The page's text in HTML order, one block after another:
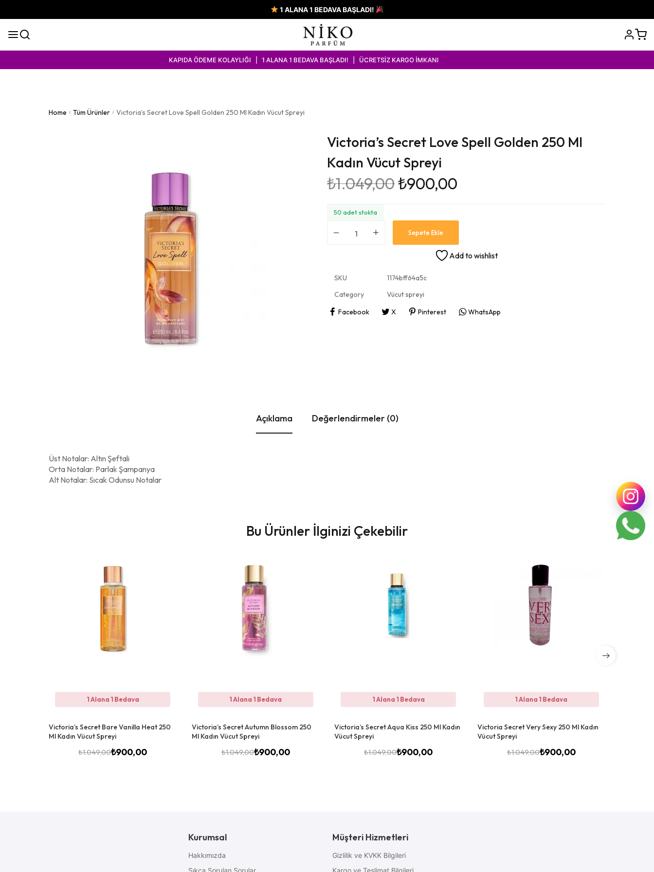
1 ALANA 1 BEDAVA BAŞLADI!
KAPIDA ÖDEME KOLAYLIĞI | 1 ALANA 1 BEDAVA BAŞLADI! | ÜCRETSİZ KARGO İMKANI
Home / Tüm Ürünler / Victoria’s Secret Love Spell Golden 250 Ml Kadın Vücut Spreyi
Victoria’s Secret Love Spell Golden 250 Ml
Kadın Vücut Spreyi
₺1.049,00₺900,00
50 adet stokta
Sepete Ekle
Add to wishlist
SKU
1174bff64a5c
Category
Vücut spreyi
Facebook
X Pinterest WhatsApp
Açıklama Değerlendirmeler (0)
Üst Notalar: Altın Şeftali
Orta Notalar: Parlak Şampanya
Alt Notalar: Sıcak Odunsu Notalar
Bu Ürünler İlginizi Çekebilir
1 Alana 1 Bedava
Victoria’s Secret Bare Vanilla Heat 250
Ml Kadın Vücut Spreyi
₺1.049,00₺900,00
1 Alana 1 Bedava
Victoria’s Secret Autumn Blossom 250
Ml Kadın Vücut Spreyi
₺1.049,00₺900,00
1 Alana 1 Bedava
Victoria’s Secret Aqua Kiss 250 Ml Kadın
Vücut Spreyi
₺1.049,00₺900,00
1 Alana 1 Bedava
Victoria Secret Very Sexy 250 Ml Kadın
Vücut Spreyi
₺1.049,00₺900,00
Kurumsal
Hakkımızda
Sıkça Sorulan Sorular
Müşteri Hizmetleri
Gizlilik ve KVKK Bilgileri
Kargo ve Teslimat Bilgileri